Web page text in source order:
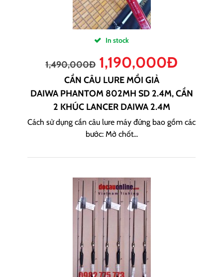
In stock
1,490,000Đ 1,190,000Đ
CẦN CÂU LURE MỒI GIẢ
DAIWA PHANTOM 802MH SD 2.4M, CẦN
2 KHÚC LANCER DAIWA 2.4M
Cách sử dụng cần câu lure máy đứng bao gồm các
bước: Mở chốt...